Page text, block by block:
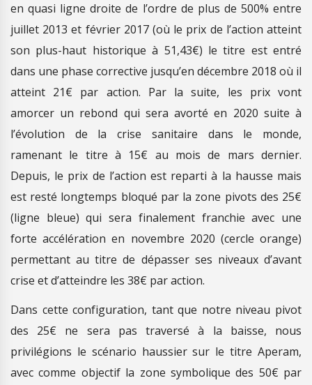
en quasi ligne droite de l’ordre de plus de 500% entre
juillet 2013 et février 2017 (où le prix de l’action atteint
son plus-haut historique à 51,43€) le titre est entré
dans une phase corrective jusqu’en décembre 2018 où il
atteint 21€ par action. Par la suite, les prix vont
amorcer un rebond qui sera avorté en 2020 suite à
l’évolution de la crise sanitaire dans le monde,
ramenant le titre à 15€ au mois de mars dernier.
Depuis, le prix de l’action est reparti à la hausse mais
est resté longtemps bloqué par la zone pivots des 25€
(ligne bleue) qui sera finalement franchie avec une
forte accélération en novembre 2020 (cercle orange)
permettant au titre de dépasser ses niveaux d’avant
crise et d’atteindre les 38€ par action.
Dans cette configuration, tant que notre niveau pivot
des 25€ ne sera pas traversé à la baisse, nous
privilégions le scénario haussier sur le titre Aperam,
avec comme objectif la zone symbolique des 50€ par